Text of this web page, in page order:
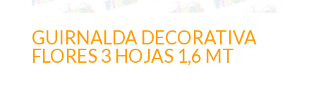
GUIRNALDA DECORATIVA
FLORES 3 HOJAS 1,6 MT